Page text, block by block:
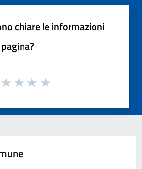
chiare le informazioni